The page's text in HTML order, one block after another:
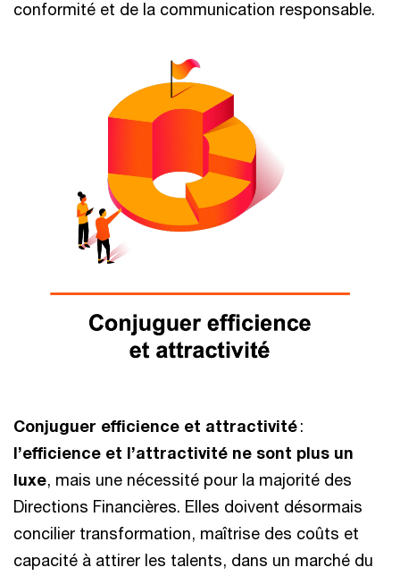
conformité et de la communication responsable.
Conjuguer efficience et attractivité:
l’efficience et l’attractivité ne sont plus un
luxe, mais une nécessité pour la majorité des
Directions Financières. Elles doivent désormais
concilier transformation, maîtrise des coûts et
capacité à attirer les talents, dans un marché du